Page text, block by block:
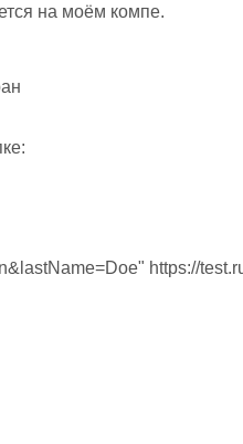
на моём компе.
https://